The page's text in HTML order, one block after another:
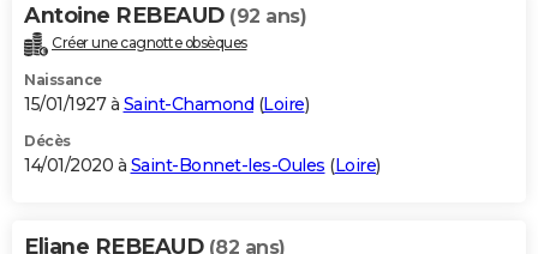
Antoine REBEAUD (92 ans)
Créer une cagnotte obsèques
Naissance
15/01/1927 à Saint-Chamond (Loire)
Décès
14/01/2020 à Saint-Bonnet-les-Oules (Loire)
Eliane REBEAUD (82 ans)